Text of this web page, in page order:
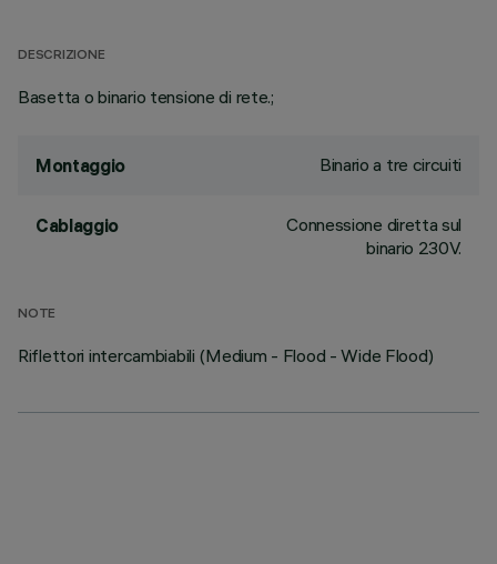
DESCRIZIONE
Basetta o binario tensione di rete.;
Montaggio Binario a tre circuiti
Cablaggio
Connessione diretta sul
binario 230V.
NOTE
Riflettori intercambiabili (Medium - Flood - Wide Flood)